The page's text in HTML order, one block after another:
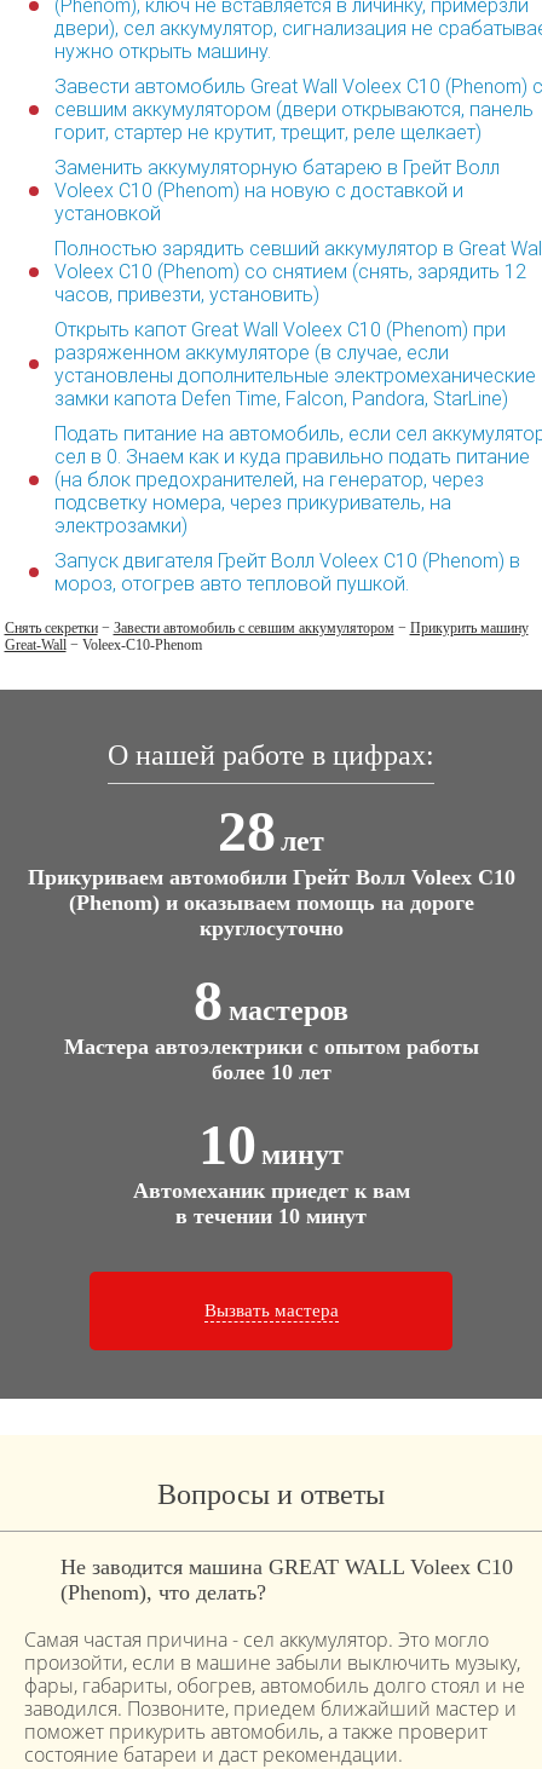
(Phenom), ключ не вставляется в личинку, примёрзли
двери), сел аккумулятор, сигнализация не
нужно открыть машину.
Завести автомобиль Great Wall Voleex C10 (Phenom)
севшим аккумулятором (двери открываются, панель
горит, стартер не крутит, трещит, реле щелкает)
Заменить аккумуляторную батарею в Грейт Волл
Voleex C10 (Phenom) на новую с доставкой и
установкой
Полностью зарядить севший аккумулятор в Great
Voleex C10 (Phenom) со снятием (снять, зарядить 12
часов, привезти, установить)
Открыть капот Great Wall Voleex C10 (Phenom) при
разряженном аккумуляторе (в случае, если
установлены дополнительные электромеханические
замки капота Defen Time, Falcon, Pandora, StarLine)
Подать питание на автомобиль, если сел
сел в 0. Знаем как и куда правильно подать питание
(на блок предохранителей, на генератор, через
подсветку номера, через прикуриватель, на
электрозамки)
Запуск двигателя Грейт Волл Voleex C10 (Phenom) в
мороз, отогрев авто тепловой пушкой.
Снять секретки − Завести автомобиль с севшим аккумулятором − Прикурить машину
Great-Wall − Voleex-C10-Phenom
О нашей работе в цифрах:
28 лет
Прикуриваем автомобили Грейт Волл Voleex C10
(Phenom) и оказываем помощь на дороге
круглосуточно
8 мастеров
Мастера автоэлектрики с опытом работы
более 10 лет
10 минут
Автомеханик приедет к вам
в течении 10 минут
Вызвать мастера
Вопросы и ответы
Не заводится машина GREAT WALL Voleex C10
(Phenom), что делать?
Самая частая причина - сел аккумулятор. Это могло
произойти, если в машине забыли выключить музыку,
фары, габариты, обогрев, автомобиль долго стоял и не
заводился. Позвоните, приедем ближайший мастер и
поможет прикурить автомобиль, а также проверит
состояние батареи и даст рекомендации.